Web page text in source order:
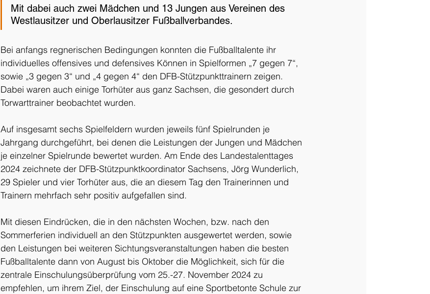
Mit dabei auch zwei Mädchen und 13 Jungen aus Vereinen des
Westlausitzer und Oberlausitzer Fußballverbandes.
Bei anfangs regnerischen Bedingungen konnten die Fußballtalente ihr
individuelles offensives und defensives Können in Spielformen „7 gegen 7“,
sowie „3 gegen 3“ und „4 gegen 4“ den DFB-Stützpunkttrainern zeigen.
Dabei waren auch einige Torhüter aus ganz Sachsen, die gesondert durch
Torwarttrainer beobachtet wurden.
Auf insgesamt sechs Spielfeldern wurden jeweils fünf Spielrunden je
Jahrgang durchgeführt, bei denen die Leistungen der Jungen und Mädchen
je einzelner Spielrunde bewertet wurden. Am Ende des Landestalenttages
2024 zeichnete der DFB-Stützpunktkoordinator Sachsens, Jörg Wunderlich,
29 Spieler und vier Torhüter aus, die an diesem Tag den Trainerinnen und
Trainern mehrfach sehr positiv aufgefallen sind.
Mit diesen Eindrücken, die in den nächsten Wochen, bzw. nach den
Sommerferien individuell an den Stützpunkten ausgewertet werden, sowie
den Leistungen bei weiteren Sichtungsveranstaltungen haben die besten
Fußballtalente dann von August bis Oktober die Möglichkeit, sich für die
zentrale Einschulungsüberprüfung vom 25.-27. November 2024 zu
empfehlen, um ihrem Ziel, der Einschulung auf eine Sportbetonte Schule zur